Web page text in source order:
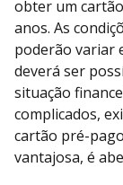
obter um
anos. As
poderão variar
deverá ser
situação
complicados,
cartão pré-
vantajosa, é